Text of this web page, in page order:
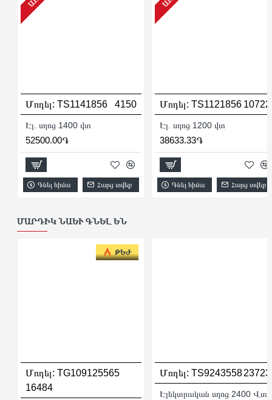
Մոդել: TS1141856 4150
Էլ. սղոց 1400 վտ
52500.00֏
Գնել հիմա Հարց տվեք
Մոդել: TS1121856 10722
Էլ. սղոց 1200 վտ
38633.33֏
Գնել հիմա Հարց տվեք
ՄԱՐԴԻԿ ՆԱԵՒ ԳՆԵԼ ԵՆ
ԹԵԺ
Մոդել: TG109125565
16484
Մոդել: TS924355823723
Էլեկտրական սղոց 2400 Վտ